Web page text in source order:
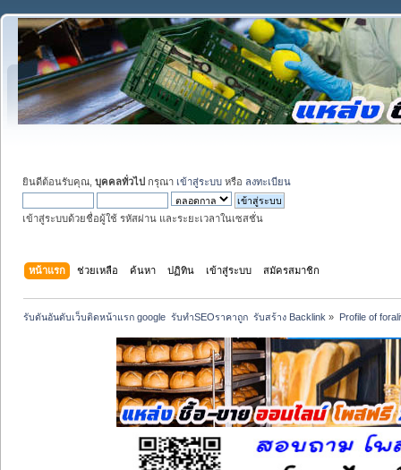
ยินดีต้อนรับคุณ, บุคคลทั่วไป กรุณา เข้าสู่ระบบ หรือ ลงทะเบียน
เข้าสู่ระบบด้วยชื่อผู้ใช้ รหัสผ่าน และระยะเวลาในเซสชั่น
หน้าแรก ช่วยเหลือ ค้นหา ปฏิทิน เข้าสู่ระบบ สมัครสมาชิก
รับดันอันดับเว็บติดหน้าแรก google  รับทำSEOราคาถูก  รับสร้าง Backlink » Profile of